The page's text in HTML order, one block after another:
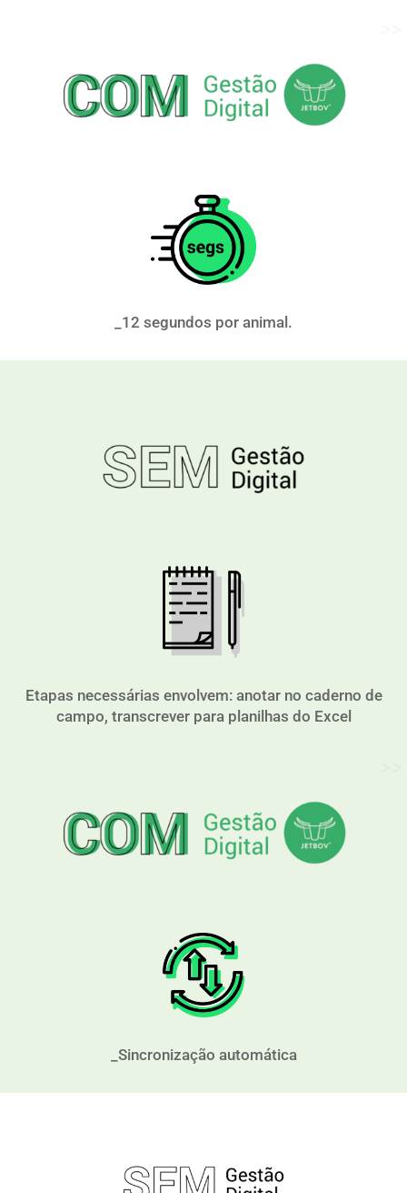
_12 segundos por animal.
Etapas necessárias envolvem: anotar no caderno de
campo, transcrever para planilhas do Excel
_Sincronização automática